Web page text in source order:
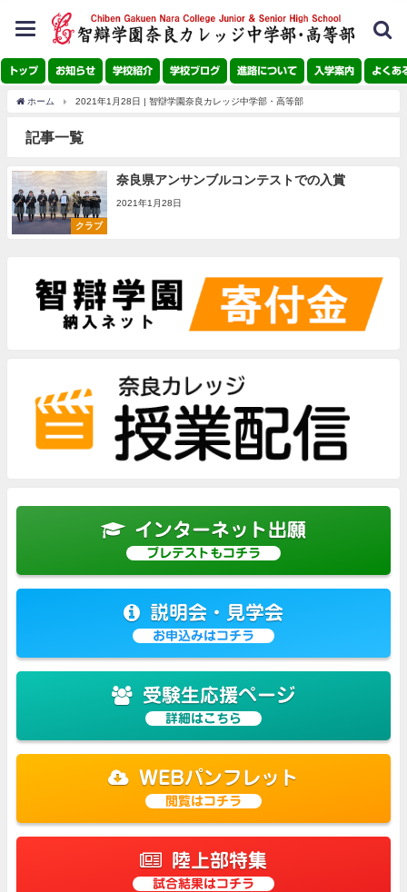
toggle
navigation
トップ お知らせ 学校紹介 学校ブログ 進路について 入学案内 よくあ
ホーム 2021年1月28日 | 智辯学園奈良カレッジ中学部・高等部
記事一覧
クラブ
奈良県アンサンブルコンテストでの入賞
2021年1月28日
インターネット出願
プレテストもコチラ
説明会・見学会
お申込みはコチラ
受験生応援ページ
詳細はこちら
WEBパンフレット
閲覧はコチラ
陸上部特集
試合結果はコチラ